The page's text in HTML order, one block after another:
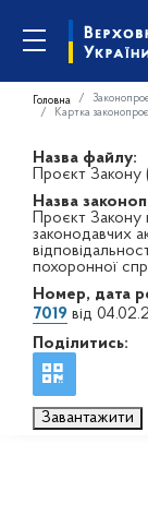
Головна
Картка
Назва файлу:
Проєкт
Назва
Проєкт
законодавчих
похоронної
Номер, дата
7019 від
Поділитись:
Завантажити